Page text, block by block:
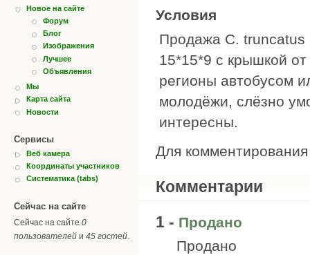
Новое на сайте
Форум
Блог
Изображения
Лучшее
Объявления
Мы
Карта сайта
Новости
Сервисы
Веб камера
Координаты участников
Систематика (tabs)
Сейчас на сайте
Сейчас на сайте 0
пользователей и 45 гостей
Условия
Продажа C. truncatus
15*15*9 с крышкой
регионы автобусом
молодёжи, слёзно
интересны.
Для
Комментарии
1 - Продано
Продано